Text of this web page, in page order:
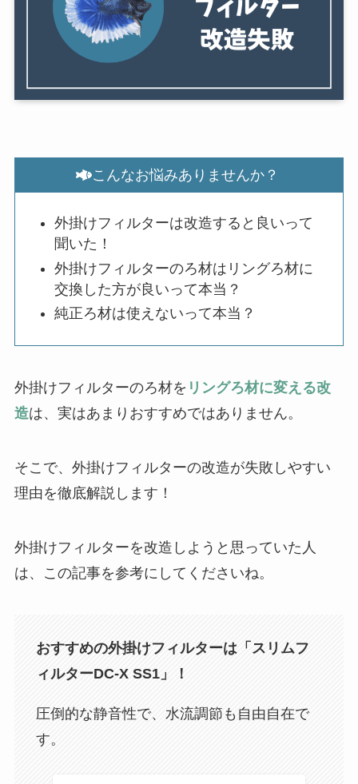
こんなお悩みありませんか？
外掛けフィルターは改造すると良いって
聞いた！
外掛けフィルターのろ材はリングろ材に
交換した方が良いって本当？
純正ろ材は使えないって本当？
外掛けフィルターのろ材を リングろ材に変える改
造は、実はあまりおすすめではありません。
そこで、外掛けフィルターの改造が失敗しやすい
理由を徹底解説します！
外掛けフィルターを改造しようと思っていた人
は、この記事を参考にしてくださいね。
おすすめの外掛けフィルターは「スリムフ
ィルターDC-X SS1」！
圧倒的な静音性で、水流調節も自由自在で
す。